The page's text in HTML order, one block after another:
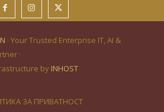
· Your Trusted Enterprise IT, AI &
·
by INHOST
ЗА ПРИВАТНОСТ